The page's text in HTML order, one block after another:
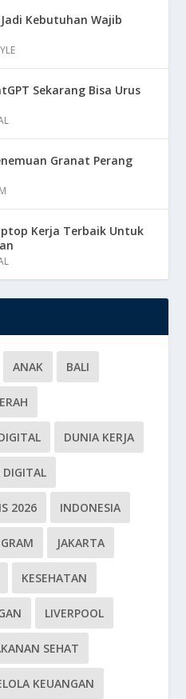
Kebutuhan Wajib
Sekarang Bisa Urus
Granat Perang
Kerja Terbaik Untuk
ANAK BALI
DUNIA KERJA
DIGITAL
2026 INDONESIA
JAKARTA
KESEHATAN
LIVERPOOL
SEHAT
KEUANGAN